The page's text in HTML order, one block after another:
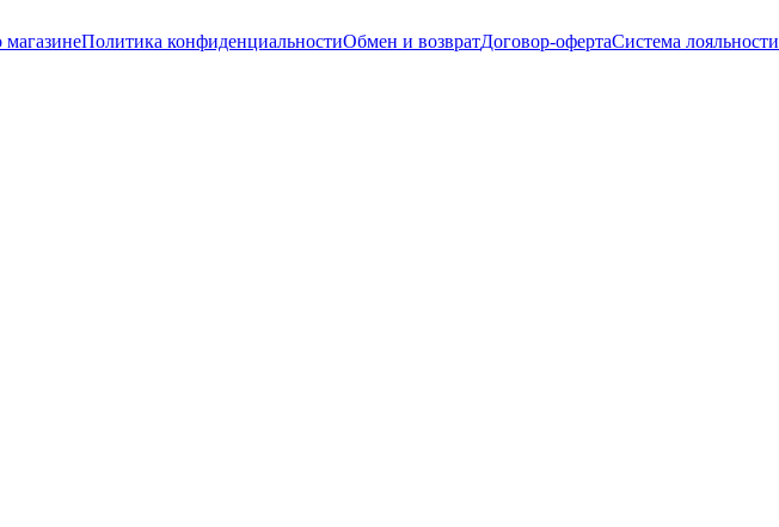
Политика конфиденциальностиОбмен и возвратДоговор-офертаСистема лояльности